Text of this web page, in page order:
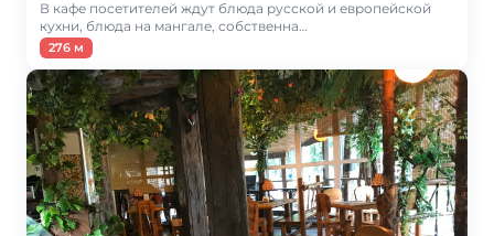
В кафе посетителей ждут блюда русской и европейской
кухни, блюда на мангале, собственна…
276 м